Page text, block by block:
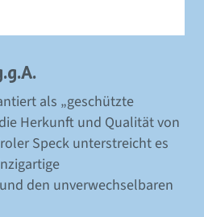
als „geschützte
Herkunft und Qualität von
Speck unterstreicht es
den unverwechselbaren